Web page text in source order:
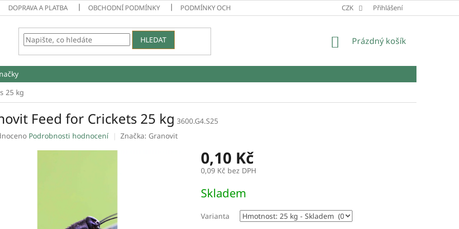
DOPRAVA A PLATBA OBCHODNÍ PODMÍNKY PODMÍNKY OCHRANY OSOBNÍCH ÚDAJŮ CZK Přihlášení
HLEDAT
NÁKUPNÍ
Prázdný košík
25 kg
Feed for Crickets 25 kg 3600.G4.S25
Podrobnosti hodnocení Značka: Granovit
0,10 Kč
0,09 Kč bez DPH
cena:
Skladem
Varianta